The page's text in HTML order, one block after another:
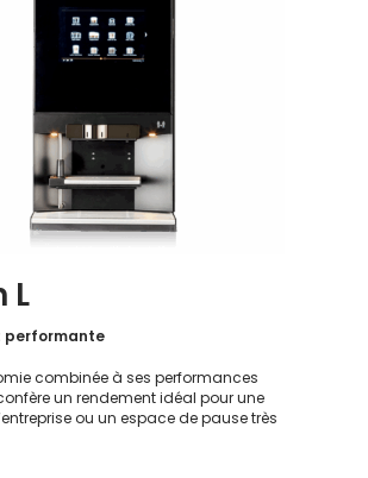
L
performante
combinée à ses performances
un rendement idéal pour une
ou un espace de pause très